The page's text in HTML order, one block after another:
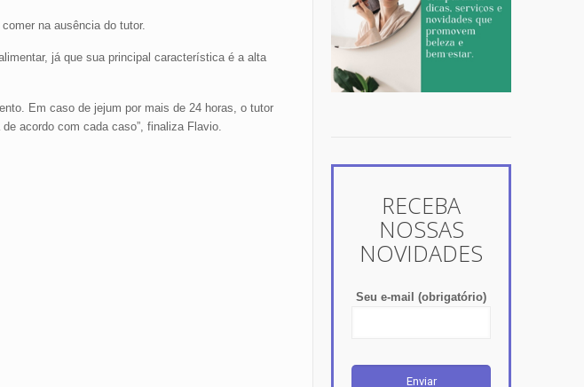
na ausência do tutor.
já que sua principal característica é a alta
Em caso de jejum por mais de 24 horas, o tutor
acordo com cada caso”, finaliza Flavio.
RECEBA
NOSSAS
NOVIDADES
Seu e-mail (obrigatório)